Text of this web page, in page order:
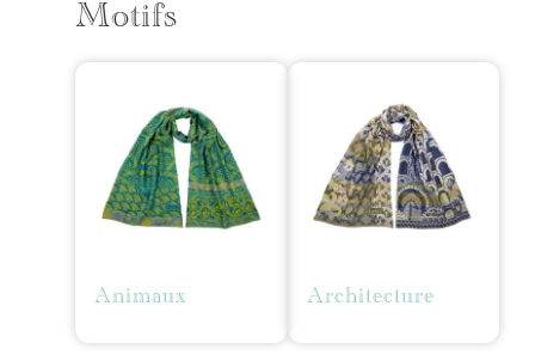
Motifs
Animaux Architecture